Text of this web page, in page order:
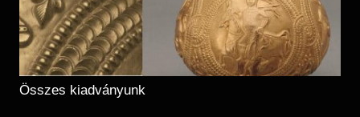
Összes kiadványunk